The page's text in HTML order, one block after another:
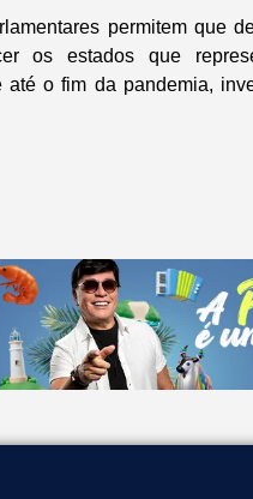
permitem que
os estados que
até o fim da pandemia,